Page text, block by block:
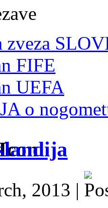
zveza
FIFE
UEFA
o
2013 |